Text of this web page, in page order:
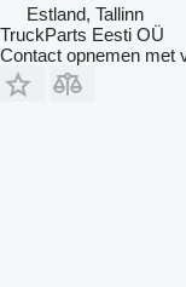
Estland, Tallinn
TruckParts Eesti OÜ
Contact opnemen met